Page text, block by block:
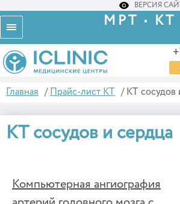
ВЕРСИЯ
МРТ • КТ
Главная / Прайс-лист КТ / КТ сосудов
КТ сосудов и сердца
Компьютерная ангиография